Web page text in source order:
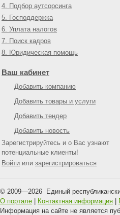
4. Подбор аутсорсинга
5. Господдержка
6. Уплата налогов
7. Поиск кадров
8. Юридическая помощь
Ваш кабинет
Добавить компанию
Добавить товары и услуги
Добавить тендер
Добавить новость
Зарегистрируйтесь и о Вас узнают
потенциальные клиенты!
Войти или зарегистрироваться
© 2009—2026 Единый
О портале
Контактная информация
Информация на сайте не является